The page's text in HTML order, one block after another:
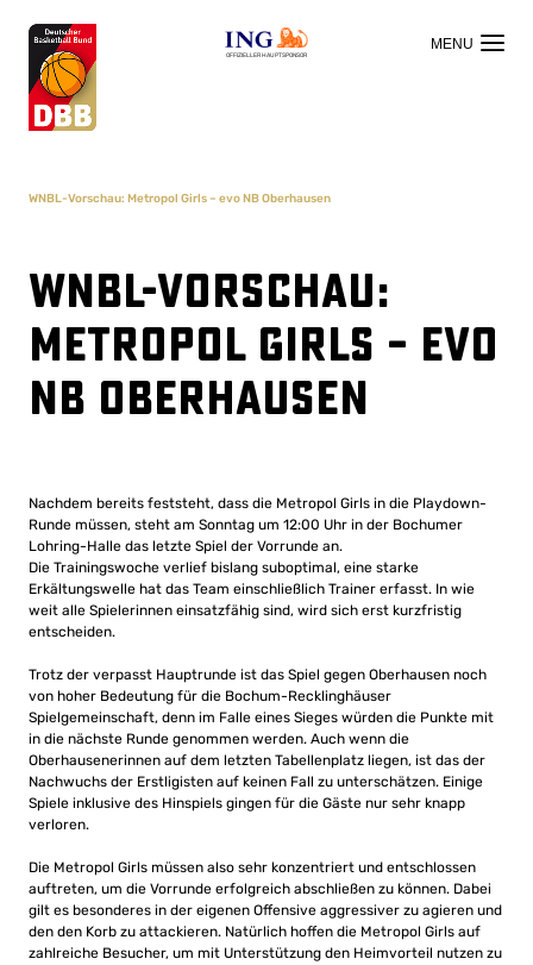
OFFIZIELLER HAUPTSPONSOR
WNBL-Vorschau: Metropol Girls – evo NB Oberhausen
WNBL-Vorschau:
Metropol Girls – evo
NB Oberhausen
Nachdem bereits feststeht, dass die Metropol Girls in die Playdown-
Runde müssen, steht am Sonntag um 12:00 Uhr in der Bochumer
Lohring-Halle das letzte Spiel der Vorrunde an.
Die Trainingswoche verlief bislang suboptimal, eine starke
Erkältungswelle hat das Team einschließlich Trainer erfasst. In wie
weit alle Spielerinnen einsatzfähig sind, wird sich erst kurzfristig
entscheiden.
Trotz der verpasst Hauptrunde ist das Spiel gegen Oberhausen noch
von hoher Bedeutung für die Bochum-Recklinghäuser
Spielgemeinschaft, denn im Falle eines Sieges würden die Punkte mit
in die nächste Runde genommen werden. Auch wenn die
Oberhausenerinnen auf dem letzten Tabellenplatz liegen, ist das der
Nachwuchs der Erstligisten auf keinen Fall zu unterschätzen. Einige
Spiele inklusive des Hinspiels gingen für die Gäste nur sehr knapp
verloren.
Die Metropol Girls müssen also sehr konzentriert und entschlossen
auftreten, um die Vorrunde erfolgreich abschließen zu können. Dabei
gilt es besonderes in der eigenen Offensive aggressiver zu agieren und
den den Korb zu attackieren. Natürlich hoffen die Metropol Girls auf
zahlreiche Besucher, um mit Unterstützung den Heimvorteil nutzen zu